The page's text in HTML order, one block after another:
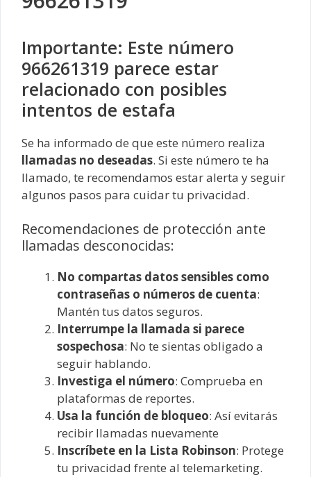
Importante: Este número
966261319 parece estar
relacionado con posibles
intentos de estafa
Se ha informado de que este número realiza
llamadas no deseadas. Si este número te ha
llamado, te recomendamos estar alerta y seguir
algunos pasos para cuidar tu privacidad.
Recomendaciones de protección ante
llamadas desconocidas:
No compartas datos sensibles como
contraseñas o números de cuenta:
Mantén tus datos seguros.
Interrumpe la llamada si parece
sospechosa: No te sientas obligado a
seguir hablando.
Investiga el número: Comprueba en
plataformas de reportes.
Usa la función de bloqueo: Así evitarás
recibir llamadas nuevamente
Inscríbete en la Lista Robinson: Protege
tu privacidad frente al telemarketing.